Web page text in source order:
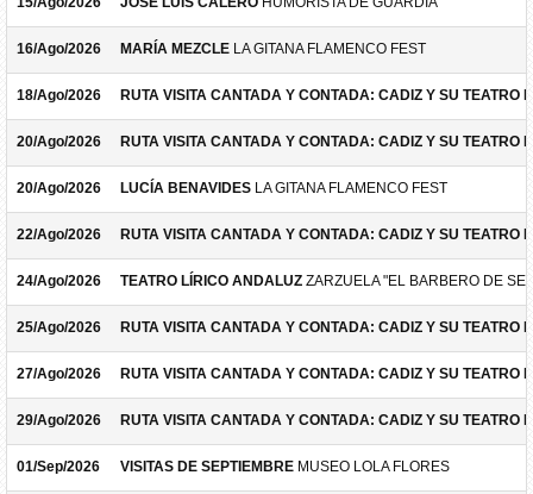
16/Ago/2026 MARÍA MEZCLE LA GITANA FLAMENCO FEST
18/Ago/2026 RUTA VISITA CANTADA Y CONTADA: CADIZ Y SU TEATRO
20/Ago/2026 RUTA VISITA CANTADA Y CONTADA: CADIZ Y SU TEATRO
20/Ago/2026 LUCÍA BENAVIDES LA GITANA FLAMENCO FEST
22/Ago/2026 RUTA VISITA CANTADA Y CONTADA: CADIZ Y SU TEATRO
24/Ago/2026 TEATRO LÍRICO ANDALUZ ZARZUELA "EL BARBERO DE
25/Ago/2026 RUTA VISITA CANTADA Y CONTADA: CADIZ Y SU TEATRO
27/Ago/2026 RUTA VISITA CANTADA Y CONTADA: CADIZ Y SU TEATRO
29/Ago/2026 RUTA VISITA CANTADA Y CONTADA: CADIZ Y SU TEATRO
01/Sep/2026 VISITAS DE SEPTIEMBRE MUSEO LOLA FLORES